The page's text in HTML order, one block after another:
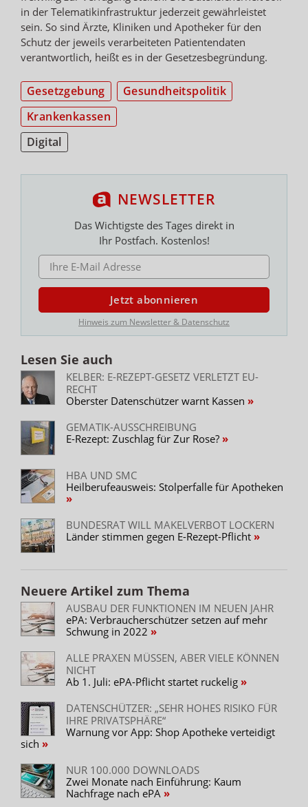
in der Telematikinfrastruktur jederzeit gewährleistet
sein. So sind Ärzte, Kliniken und Apotheker für den
Schutz der jeweils verarbeiteten Patientendaten
verantwortlich, heißt es in der Gesetzesbegründung.
Gesetzgebung
Gesundheitspolitik
Krankenkassen
Digital
NEWSLETTER
Das Wichtigste des Tages direkt in
Ihr Postfach. Kostenlos!
E-MAIL ADRESSE
Jetzt abonnieren
Hinweis zum Newsletter & Datenschutz
Lesen Sie auch
KELBER: E-REZEPT-GESETZ VERLETZT EU-
RECHT
Oberster Datenschützer warnt Kassen
GEMATIK-AUSSCHREIBUNG
E-Rezept: Zuschlag für Zur Rose?
HBA UND SMC
Heilberufeausweis: Stolperfalle für Apotheken
BUNDESRAT WILL MAKELVERBOT LOCKERN
Länder stimmen gegen E-Rezept-Pflicht
Neuere Artikel zum Thema
AUSBAU DER FUNKTIONEN IM NEUEN JAHR
ePA: Verbraucherschützer setzen auf mehr
Schwung in 2022
ALLE PRAXEN MÜSSEN, ABER VIELE KÖNNEN
NICHT
Ab 1. Juli: ePA-Pflicht startet ruckelig
DATENSCHÜTZER: „SEHR HOHES RISIKO FÜR
IHRE PRIVATSPHÄRE“
Warnung vor App: Shop Apotheke verteidigt
sich
NUR 100.000 DOWNLOADS
Zwei Monate nach Einführung: Kaum
Nachfrage nach ePA